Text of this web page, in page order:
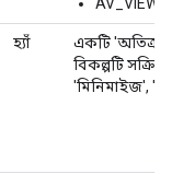
হ্যাঁ
একটি 'অতিক্রম
বিকল্পটি
'মিনিমাইজ',